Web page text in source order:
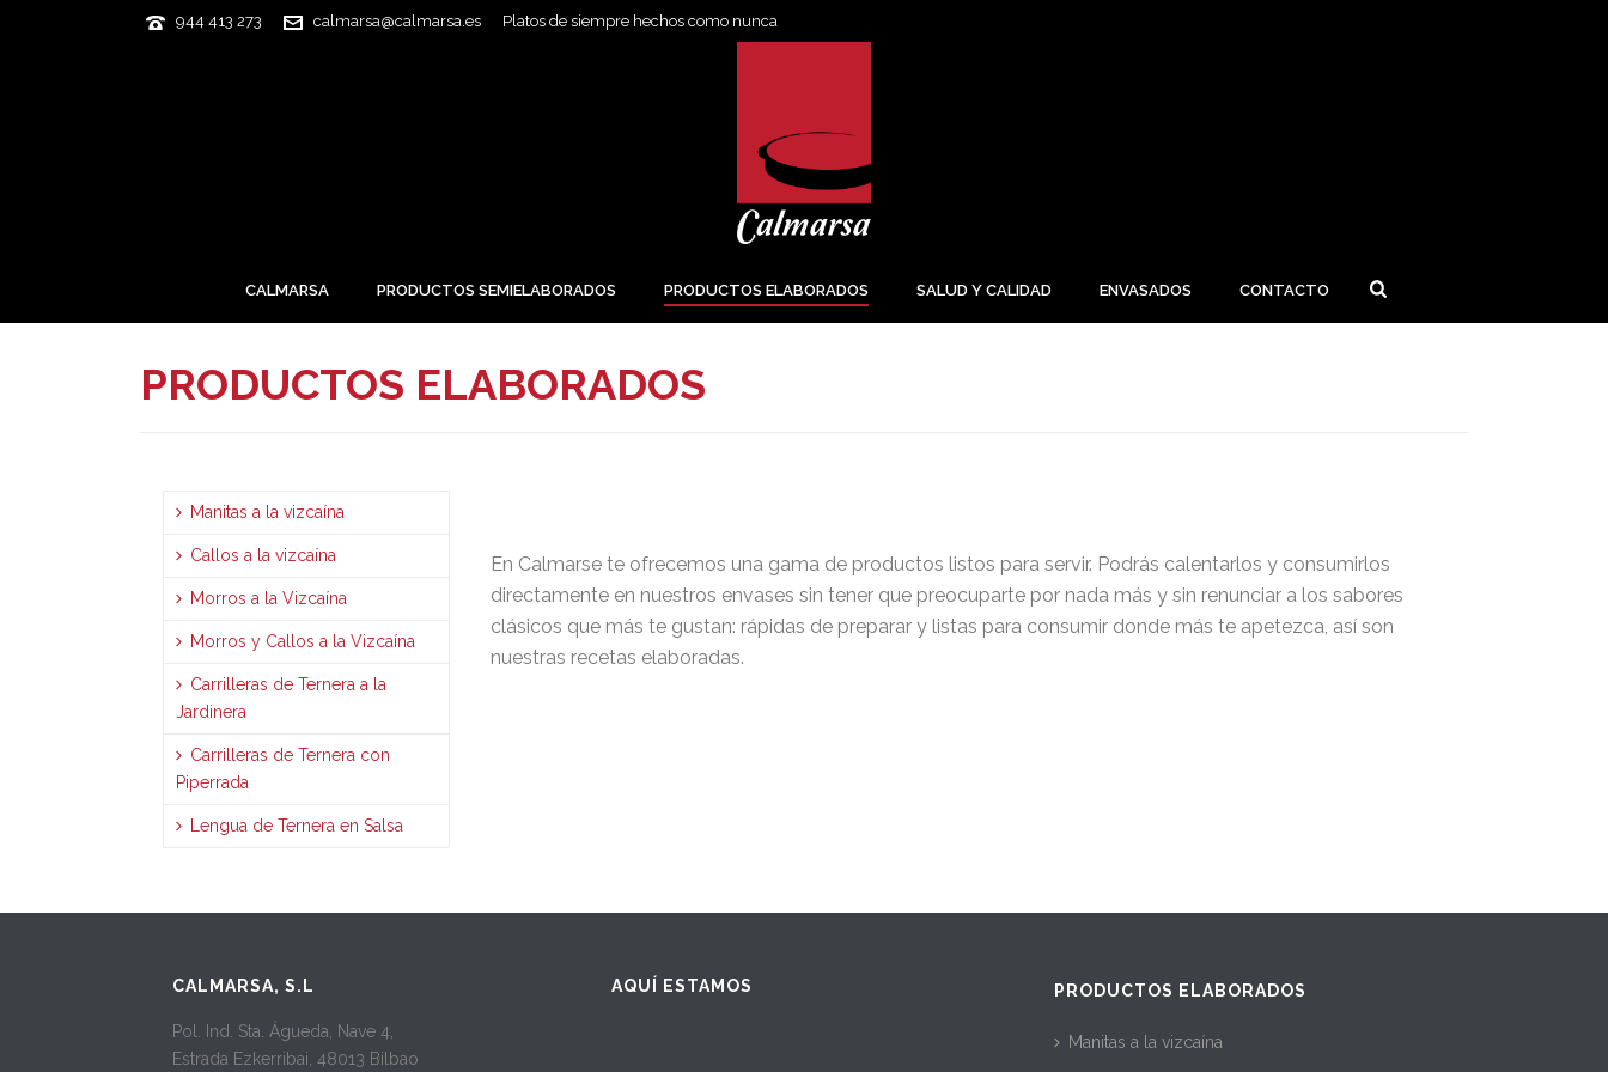
944 413 273 calmarsa@calmarsa.es Platos de siempre hechos como nunca
CALMARSA PRODUCTOS SEMIELABORADOS PRODUCTOS ELABORADOS SALUD Y CALIDAD ENVASADOS CONTACTO
PRODUCTOS ELABORADOS
Manitas a la vizcaína
Callos a la vizcaína
Morros a la Vizcaína
Morros y Callos a la Vizcaína
Carrilleras de Ternera a la
Jardinera
Carrilleras de Ternera con
Piperrada
Lengua de Ternera en Salsa
En Calmarse te ofrecemos una gama de productos listos para servir. Podrás calentarlos y consumirlos
directamente en nuestros envases sin tener que preocuparte por nada más y sin renunciar a los sabores
clásicos que más te gustan: rápidas de preparar y listas para consumir donde más te apetezca, así son
nuestras recetas elaboradas.
CALMARSA, S.L
Pol. Ind. Sta. Águeda, Nave 4,
Estrada Ezkerribai, 48013 Bilbao
AQUÍ ESTAMOS PRODUCTOS ELABORADOS
Manitas a la vizcaína